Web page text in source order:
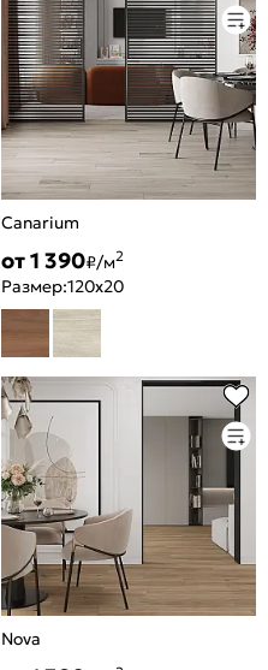
Canarium
от 1 390₽/м2
Размер:120x20
Nova